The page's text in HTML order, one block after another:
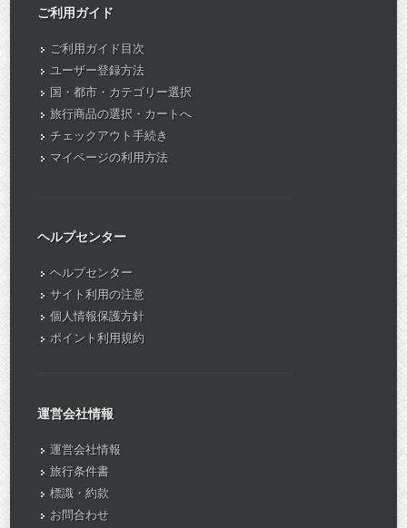
ご利用ガイド
ご利用ガイド目次
ユーザー登録方法
国・都市・カテゴリー選択
旅行商品の選択・カートへ
チェックアウト手続き
マイページの利用方法
ヘルプセンター
ヘルプセンター
サイト利用の注意
個人情報保護方針
ポイント利用規約
運営会社情報
運営会社情報
旅行条件書
標識・約款
お問合わせ